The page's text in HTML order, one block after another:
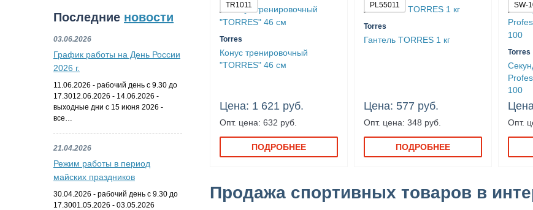
Последние новости
03.06.2026
График работы на День России
2026 г.
11.06.2026 - рабочий день с 9.30 до
17.3012.06.2026 - 14.06.2026 -
выходные дни с 15 июня 2026 -
все…
21.04.2026
Режим работы в период
майских праздников
30.04.2026 - рабочий день с 9.30 до
17.3001.05.2026 - 03.05.2026
TR1011
Torres
Конус тренировочный
"TORRES" 46 см
Цена: 1 621 руб.
Опт. цена: 632 руб.
ПОДРОБНЕЕ
PL55011
Torres
Гантель TORRES 1 кг
Цена: 577 руб.
Опт. цена: 348 руб.
ПОДРОБНЕЕ
SW-
Torres
100
Опт.
Продажа спортивных товаров в